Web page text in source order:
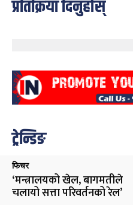
प्रतिक्रिया दिनुहोस्
ट्रेन्डिङ
फिचर
‘मन्त्रालयको खेल, बागमतीले
चलायो सत्ता परिवर्तनको रेल’